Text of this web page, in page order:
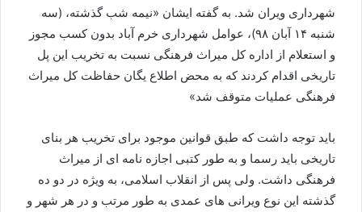
شهرداری ویران شد. به گفته ایشان «نیمه شب گذشته، (سه
شنبه ۱۴ آبان ۹۸)، عوامل شهرداری خرم آباد بدون کسب مجوز
و استعلام از اداره کل میراث فرهنگی نسبت به تخریب این پل
تاریخی اقدام کردند که به محض اطلاع یگان حفاظت کل میراث
فرهنگی عملیات متوقف شد»
باید توجه داشت که طبق قوانین موجود برای تخریب هر بنای
تاریخی باید رسما و به طور کتبی اجازه نامه ای از میراث
فرهنگی داشت. ولی پس از انقلاب اسلامی، به ويژه در دو ده
گذشته این نوع ویرانی های عمدی به طور مرتب و در هر شهر و